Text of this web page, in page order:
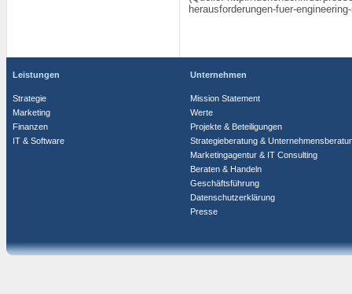
herausforderungen-fuer-
Leistungen
Strategie
Marketing
Finanzen
IT & Software
Unternehmen
Mission Statement
Werte
Projekte & Beteiligungen
Strategieberatung &
Marketingagentur & IT Consulting
Beraten & Handeln
Geschäftsführung
Datenschutzerklärung
Presse